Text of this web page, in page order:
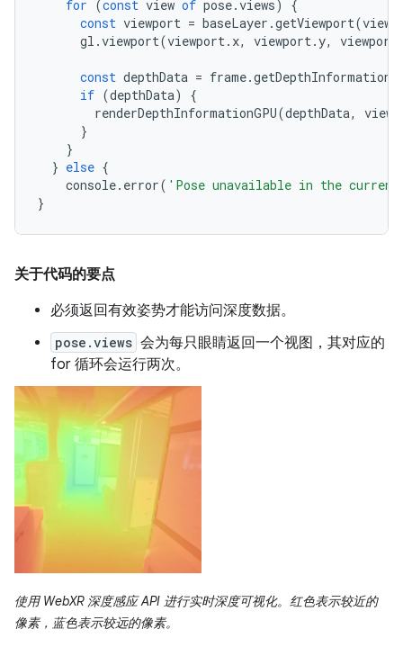
for (const view of pose.views )
{
const viewport = baseLayer .getViewport(view
gl .viewport(viewport. x, viewport.y, viewport
const depthData = frame.getDepthInformation
if (depthData)
{
renderDepthInformationGPU(depthData, view
}
}
} else {
console. error( 'Pose unavailable in the
}
关于代码的要点
必须返回有效姿势才能访问深度数据。
pose.views 会为每只眼睛返回一个视图，其对应的
for 循环会运行两次。
使用 WebXR 深度感应 API 进行实时深度可视化。红色表示较近的
像素，蓝色表示较远的像素。